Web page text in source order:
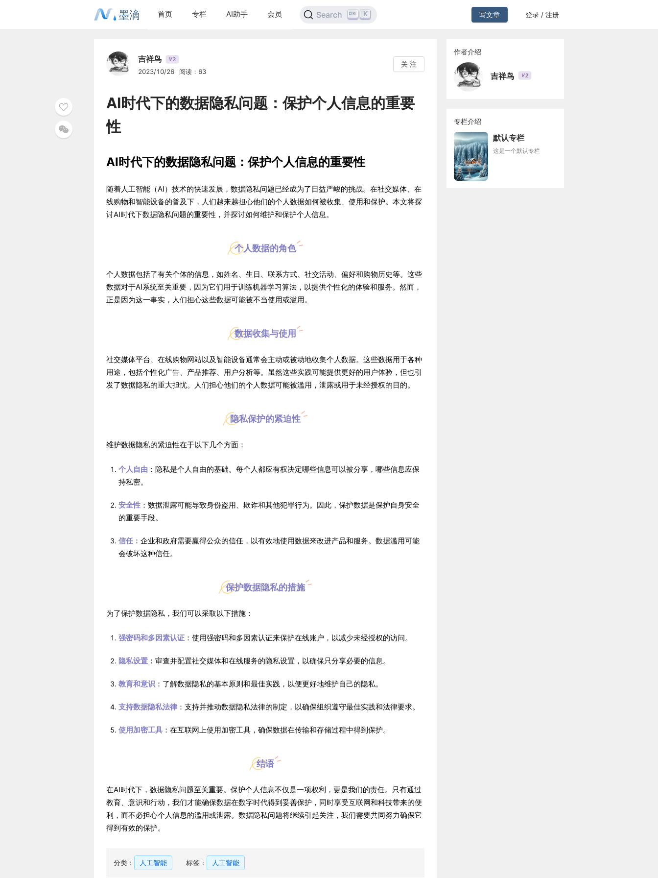
墨滴 首页 专栏 AI助手 会员 Search K 写文章 登录 / 注册
吉祥鸟 V2
2023/10/26 阅读：63
关 注
AI时代下的数据隐私问题：保护个人信息的重要
性
AI时代下的数据隐私问题：保护个人信息的重要性
随着人工智能（AI）技术的快速发展，数据隐私问题已经成为了日益严峻的挑战。在社交媒体、在
线购物和智能设备的普及下，人们越来越担心他们的个人数据如何被收集、使用和保护。本文将探
讨AI时代下数据隐私问题的重要性，并探讨如何维护和保护个人信息。
个人数据的角色
个人数据包括了有关个体的信息，如姓名、生日、联系方式、社交活动、偏好和购物历史等。这些
数据对于AI系统至关重要，因为它们用于训练机器学习算法，以提供个性化的体验和服务。然而，
正是因为这一事实，人们担心这些数据可能被不当使用或滥用。
数据收集与使用
社交媒体平台、在线购物网站以及智能设备通常会主动或被动地收集个人数据。这些数据用于各种
用途，包括个性化广告、产品推荐、用户分析等。虽然这些实践可能提供更好的用户体验，但也引
发了数据隐私的重大担忧。人们担心他们的个人数据可能被滥用，泄露或用于未经授权的目的。
隐私保护的紧迫性
维护数据隐私的紧迫性在于以下几个方面：
个人自由 ：隐私是个人自由的基础。每个人都应有权决定哪些信息可以被分享，哪些信息应保
持私密。
安全性 ：数据泄露可能导致身份盗用、欺诈和其他犯罪行为。因此，保护数据是保护自身安全
的重要手段。
信任 ：企业和政府需要赢得公众的信任，以有效地使用数据来改进产品和服务。数据滥用可能
会破坏这种信任。
保护数据隐私的措施
为了保护数据隐私，我们可以采取以下措施：
强密码和多因素认证 ：使用强密码和多因素认证来保护在线账户，以减少未经授权的访问。
隐私设置 ：审查并配置社交媒体和在线服务的隐私设置，以确保只分享必要的信息。
教育和意识 ：了解数据隐私的基本原则和最佳实践，以便更好地维护自己的隐私。
支持数据隐私法律 ：支持并推动数据隐私法律的制定，以确保组织遵守最佳实践和法律要求。
使用加密工具 ：在互联网上使用加密工具，确保数据在传输和存储过程中得到保护。
结语
在AI时代下，数据隐私问题至关重要。保护个人信息不仅是一项权利，更是我们的责任。只有通过
教育、意识和行动，我们才能确保数据在数字时代得到妥善保护，同时享受互联网和科技带来的便
利，而不必担心个人信息的滥用或泄露。数据隐私问题将继续引起关注，我们需要共同努力确保它
得到有效的保护。
分类： 人工智能 标签： 人工智能
作者介绍
吉祥鸟 V2
专栏介绍
默认专栏
这是一个默认专栏